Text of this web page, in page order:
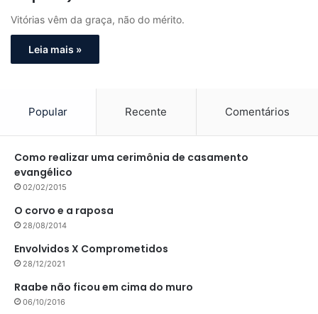
Vitórias vêm da graça, não do mérito.
Leia mais »
Popular Recente Comentários
Como realizar uma cerimônia de casamento
evangélico
02/02/2015
O corvo e a raposa
28/08/2014
Envolvidos X Comprometidos
28/12/2021
Raabe não ficou em cima do muro
06/10/2016